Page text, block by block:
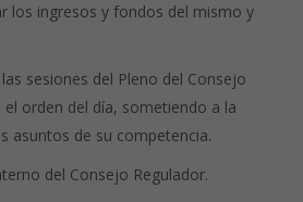
los ingresos y fondos del mismo y
sesiones del Pleno del Consejo
el orden del día, sometiendo a la
asuntos de su competencia.
del Consejo Regulador.